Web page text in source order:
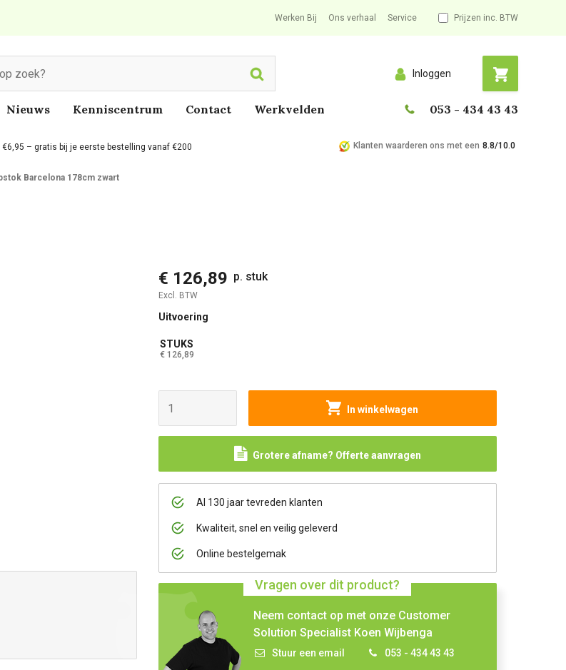
Werken Bij Ons verhaal Service Prijzen inc. BTW
Search Inloggen
Nieuws Kenniscentrum Contact Werkvelden 053 - 434 43 43
– gratis bij je eerste bestelling vanaf €200 Klanten waarderen ons met een 8.8/10.0
Barcelona 178cm zwart
€ 126,89 p. stuk
Excl. BTW
Uitvoering
STUKS
€ 126,89
In winkelwagen
Grotere afname? Offerte aanvragen
Al 130 jaar tevreden klanten
Kwaliteit, snel en veilig geleverd
Online bestelgemak
Vragen over dit product?
Neem contact op met onze Customer
Solution Specialist Koen Wijbenga
Stuur een email 053 - 434 43 43